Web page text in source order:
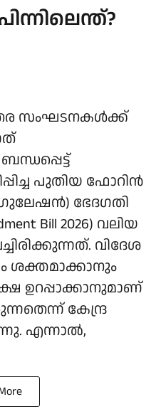
സംഘടനകൾക്ക്
പുതിയ ഫോറിൻ
ഭേദഗതി
Bill 2026) വലിയ
വിദേശ
ശക്തമാക്കാനും
ഉറപ്പാക്കാനുമാണ്
കേന്ദ്ര
എന്നാൽ,